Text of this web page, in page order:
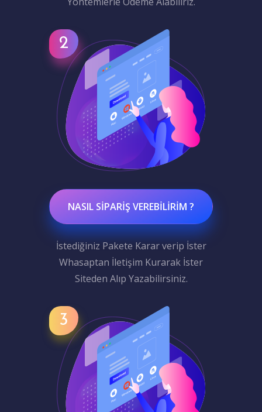
NASIL SIPARIŞ VEREBILIRIM ?
İstediğiniz Pakete Karar verip İster
Whasaptan İletişim Kurarak İster
Siteden Alıp Yazabilirsiniz.